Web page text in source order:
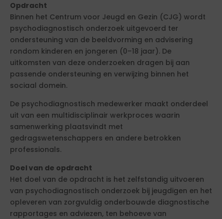
Opdracht
Binnen het Centrum voor Jeugd en Gezin (CJG) wordt
psychodiagnostisch onderzoek uitgevoerd ter
ondersteuning van de beeldvorming en advisering
rondom kinderen en jongeren (0–18 jaar). De
uitkomsten van deze onderzoeken dragen bij aan
passende ondersteuning en verwijzing binnen het
sociaal domein.
De psychodiagnostisch medewerker maakt onderdeel
uit van een multidisciplinair werkproces waarin
samenwerking plaatsvindt met
gedragswetenschappers en andere betrokken
professionals.
Doel van de opdracht
Het doel van de opdracht is het zelfstandig uitvoeren
van psychodiagnostisch onderzoek bij jeugdigen en het
opleveren van zorgvuldig onderbouwde diagnostische
rapportages en adviezen, ten behoeve van